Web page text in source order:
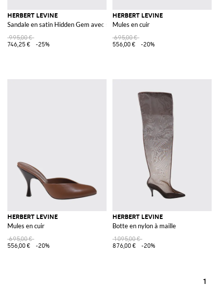
HERBERT LEVINE
Sandale en satin Hidden Gem avec strass
995,00 €
746,25 €
-25%
HERBERT LEVINE
Mules en cuir
695,00 €
556,00 €
-20%
HERBERT LEVINE
Mules en cuir
695,00 €
556,00 €
-20%
HERBERT LEVINE
Botte en nylon à maille
1 095,00 €
876,00 €
-20%
1